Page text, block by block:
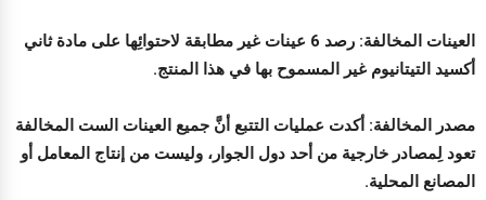
العينات المخالفة: رصد 6 عينات غير مطابقة لاحتوائِها على مادة ثاني
أكسيد التيتانيوم غير المسموح بها في هذا المنتج.
مصدر المخالفة: أكدت عمليات التتبع أنَّ جميع العينات الست المخالفة
تعود لِمصادر خارجية من أحد دول الجوار، وليست من إنتاج المعامل أو
المصانع المحلية.